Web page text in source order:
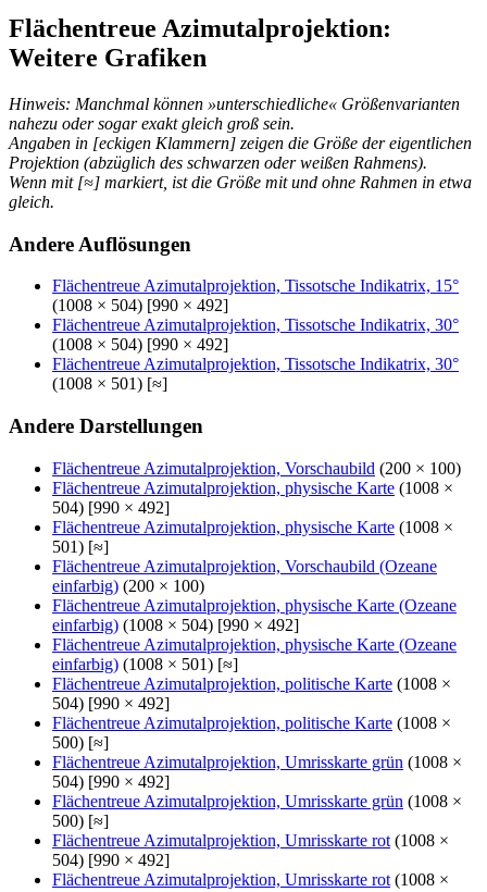
Flächentreue Azimutalprojektion:
Weitere Grafiken
Hinweis: Manchmal können »unterschiedliche« Größenvarianten
nahezu oder sogar exakt gleich groß sein.
Angaben in [eckigen Klammern] zeigen die Größe der eigentlichen
Projektion (abzüglich des schwarzen oder weißen Rahmens).
Wenn mit [≈] markiert, ist die Größe mit und ohne Rahmen in etwa
gleich.
Andere Auflösungen
Flächentreue Azimutalprojektion, Tissotsche Indikatrix, 15°
(1008 × 504) [990 × 492]
Flächentreue Azimutalprojektion, Tissotsche Indikatrix, 30°
(1008 × 504) [990 × 492]
Flächentreue Azimutalprojektion, Tissotsche Indikatrix, 30°
(1008 × 501) [≈]
Andere Darstellungen
Flächentreue Azimutalprojektion, Vorschaubild (200 × 100)
Flächentreue Azimutalprojektion, physische Karte (1008 ×
504) [990 × 492]
Flächentreue Azimutalprojektion, physische Karte (1008 ×
501) [≈]
Flächentreue Azimutalprojektion, Vorschaubild (Ozeane
einfarbig) (200 × 100)
Flächentreue Azimutalprojektion, physische Karte (Ozeane
einfarbig) (1008 × 504) [990 × 492]
Flächentreue Azimutalprojektion, physische Karte (Ozeane
einfarbig) (1008 × 501) [≈]
Flächentreue Azimutalprojektion, politische Karte (1008 ×
504) [990 × 492]
Flächentreue Azimutalprojektion, politische Karte (1008 ×
500) [≈]
Flächentreue Azimutalprojektion, Umrisskarte grün (1008 ×
504) [990 × 492]
Flächentreue Azimutalprojektion, Umrisskarte grün (1008 ×
500) [≈]
Flächentreue Azimutalprojektion, Umrisskarte rot (1008 ×
504) [990 × 492]
Flächentreue Azimutalprojektion, Umrisskarte rot (1008 ×